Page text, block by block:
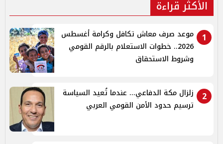
الأكثر قراءة
1
موعد صرف معاش تكافل وكرامة أغسطس
2026.. خطوات الاستعلام بالرقم القومي
وشروط الاستحقاق
2
زلزال مكة الدفاعي... عندما تُعيد السياسة
ترسيم حدود الأمن القومي العربي